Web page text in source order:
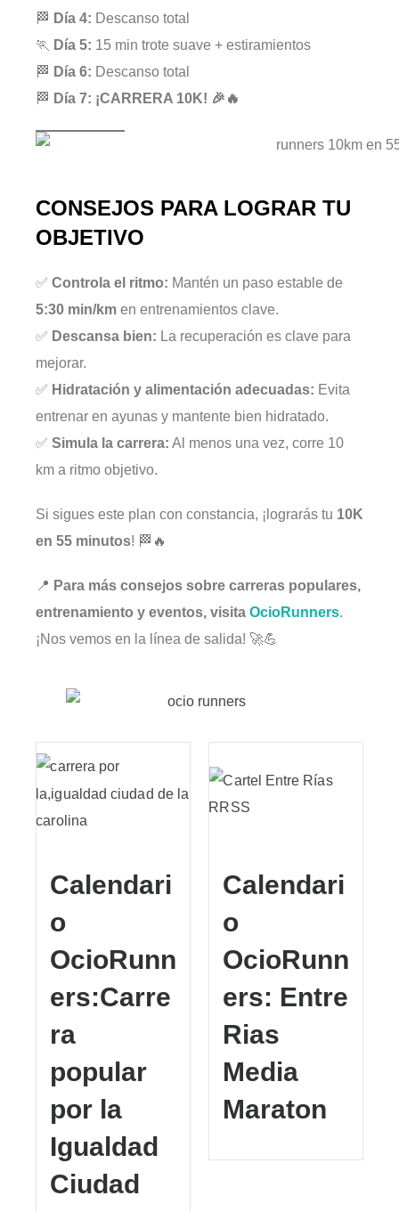
🏁 Día 4: Descanso total
🏃 Día 5: 15 min trote suave + estiramientos
🏁 Día 6: Descanso total
🏁 Día 7: ¡CARRERA 10K! 🎉🔥
CONSEJOS PARA LOGRAR TU
OBJETIVO
✅ Controla el ritmo: Mantén un paso estable de
5:30 min/km en entrenamientos clave.
✅ Descansa bien: La recuperación es clave para
mejorar.
✅ Hidratación y alimentación adecuadas: Evita
entrenar en ayunas y mantente bien hidratado.
✅ Simula la carrera: Al menos una vez, corre 10
km a ritmo objetivo.
Si sigues este plan con constancia, ¡lograrás tu 10K
en 55 minutos! 🏁🔥
📍 Para más consejos sobre carreras populares,
entrenamiento y eventos, visita OcioRunners.
¡Nos vemos en la línea de salida! 🚀💪
Calendari
o
OcioRunn
ers:Carre
ra
popular
por la
Igualdad
Ciudad
Calendari
o
OcioRunn
ers: Entre
Rias
Media
Maraton